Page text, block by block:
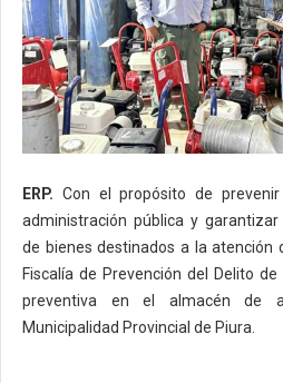
ERP. Con el propósito de
administración pública y
de bienes destinados a la atención
Fiscalía de Prevención del Delito
preventiva en el almacén de
Municipalidad Provincial de Piura.